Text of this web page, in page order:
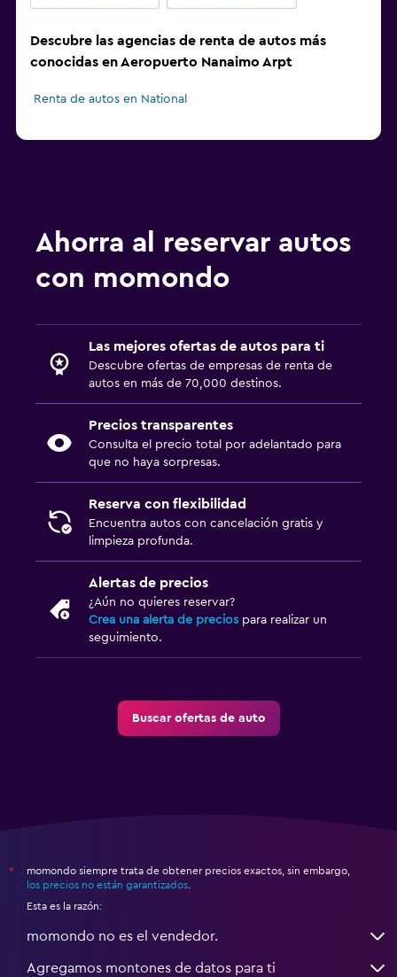
Descubre las agencias de renta de autos más
conocidas en Aeropuerto Nanaimo Arpt
Renta de autos en National
Ahorra al reservar autos
con momondo
Las mejores ofertas de autos para ti
Descubre ofertas de empresas de renta de
autos en más de 70,000 destinos.
Precios transparentes
Consulta el precio total por adelantado para
que no haya sorpresas.
Reserva con flexibilidad
Encuentra autos con cancelación gratis y
limpieza profunda.
Alertas de precios
¿Aún no quieres reservar?
Crea una alerta de precios para realizar un
seguimiento.
Buscar ofertas de auto
*
momondo siempre trata de obtener precios exactos, sin embargo,
los precios no están garantizados.
Esta es la razón:
momondo no es el vendedor.
Agregamos montones de datos para ti